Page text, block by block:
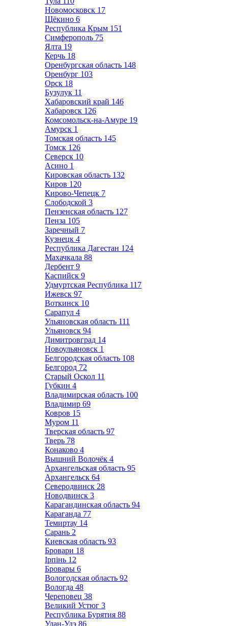
Новомосковск 17
Щёкино 6
Республика Крым 151
Симферополь 75
Ялта 19
Керчь 18
Оренбургская область 148
Оренбург 103
Орск 18
Бузулук 11
Хабаровский край 146
Хабаровск 126
Комсомольск-на-Амуре 19
Амурск 1
Томская область 145
Томск 126
Северск 10
Асино 1
Кировская область 132
Киров 120
Кирово-Чепецк 7
Слободской 3
Пензенская область 127
Пенза 105
Заречный 7
Кузнецк 4
Республика Дагестан 124
Махачкала 88
Дербент 9
Каспийск 9
Удмуртская Республика 117
Ижевск 97
Воткинск 10
Сарапул 4
Ульяновская область 111
Ульяновск 94
Димитровград 14
Новоульяновск 1
Белгородская область 108
Белгород 72
Старый Оскол 11
Губкин 4
Владимирская область 100
Владимир 69
Ковров 15
Муром 11
Тверская область 97
Тверь 78
Конаково 4
Вышний Волочёк 4
Архангельская область 95
Архангельск 64
Северодвинск 28
Новодвинск 3
Карагандинская область 94
Караганда 77
Темиртау 14
Сарань 2
Киевская область 93
Бровари 18
Ірпінь 12
Бровары 6
Вологодская область 92
Вологда 48
Череповец 38
Великий Устюг 3
Республика Бурятия 88
Улан-Удэ 86